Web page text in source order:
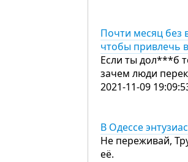
Почти месяц без
чтобы привлечь
Если ты дол***б
зачем люди
2021-11-09
В Одессе
Не переживай,
её.